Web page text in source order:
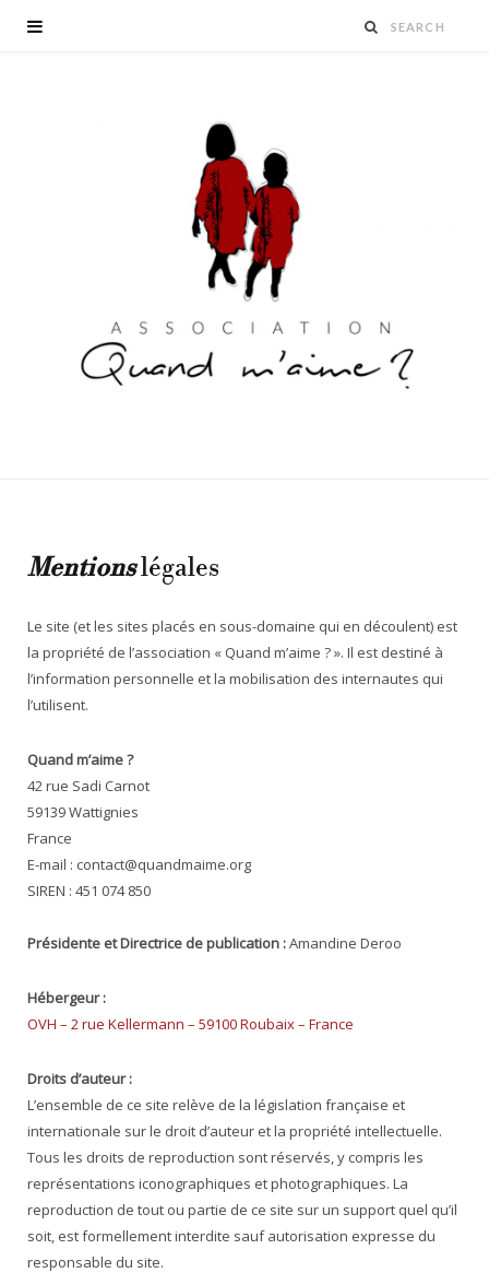
Mentionslégales
Le site (et les sites placés en sous-domaine qui en découlent) est
la propriété de l’association « Quand m’aime ? ». Il est destiné à
l’information personnelle et la mobilisation des internautes qui
l’utilisent.
Quand m’aime ?
42 rue Sadi Carnot
59139 Wattignies
France
E-mail : contact@quandmaime.org
SIREN : 451 074 850
Présidente et Directrice de publication :Amandine Deroo
Hébergeur :
OVH – 2 rue Kellermann – 59100 Roubaix – France
Droits d’auteur :
L’ensemble de ce site relève de la législation française et
internationale sur le droit d’auteur et la propriété intellectuelle.
Tous les droits de reproduction sont réservés, y compris les
représentations iconographiques et photographiques. La
reproduction de tout ou partie de ce site sur un support quel qu’il
soit, est formellement interdite sauf autorisation expresse du
responsable du site.